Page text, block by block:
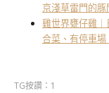
京淺草雷門的
雞世界甕仔雞
合菜、有停車
TG按讚：1